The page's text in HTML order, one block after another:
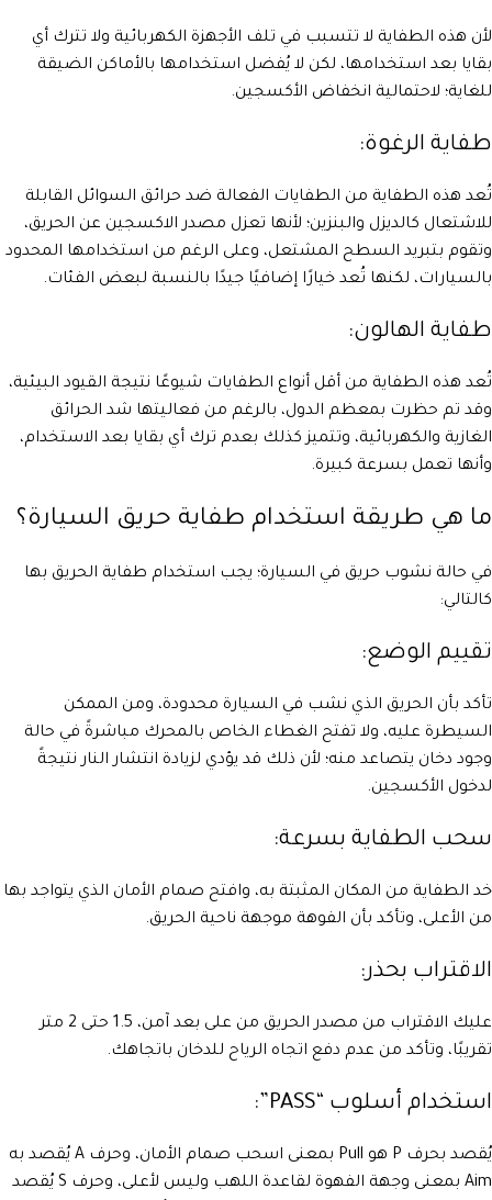
لأن هذه الطفاية لا تتسبب في تلف الأجهزة الكهربائية ولا تترك أي
بقايا بعد استخدامها، لكن لا يُفضل استخدامها بالأماكن الضيقة
للغاية؛ لاحتمالية انخفاض الأكسجين.
طفاية الرغوة:
تُعد هذه الطفاية من الطفايات الفعالة ضد حرائق السوائل القابلة
للاشتعال كالديزل والبنزين؛ لأنها تعزل مصدر الاكسجين عن الحريق،
وتقوم بتبريد السطح المشتعل، وعلى الرغم من استخدامها المحدود
بالسيارات، لكنها تُعد خيارًا إضافيًا جيدًا بالنسبة لبعض الفئات.
طفاية الهالون:
تُعد هذه الطفاية من أقل أنواع الطفايات شيوعًا نتيجة القيود البيئية،
وقد تم حظرت بمعظم الدول، بالرغم من فعاليتها شد الحرائق
الغازية والكهربائية، وتتميز كذلك بعدم ترك أي بقايا بعد الاستخدام،
وأنها تعمل بسرعة كبيرة.
ما هي طريقة استخدام طفاية حريق السيارة؟
في حالة نشوب حريق في السيارة؛ يجب استخدام طفاية الحريق بها
كالتالي:
تقييم الوضع:
تأكد بأن الحريق الذي نشب في السيارة محدودة، ومن الممكن
السيطرة عليه، ولا تفتح الغطاء الخاص بالمحرك مباشرةً في حالة
وجود دخان يتصاعد منه؛ لأن ذلك قد يؤدي لزيادة انتشار النار نتيجةً
لدخول الأكسجين.
سحب الطفاية بسرعة:
خد الطفاية من المكان المثبتة به، وافتح صمام الأمان الذي يتواجد بها
من الأعلى، وتأكد بأن الفوهة موجهة ناحية الحريق.
الاقتراب بحذر:
عليك الاقتراب من مصدر الحريق من على بعد آمن، 1.5 حتى 2 متر
تقريبًا، وتأكد من عدم دفع اتجاه الرياح للدخان باتجاهك.
استخدام أسلوب “PASS”:
يُقصد بحرف P هو Pull بمعنى اسحب صمام الأمان، وحرف A يُقصد به
Aim بمعنى وجهة الفهوة لقاعدة اللهب وليس لأعلى، وحرف S يُقصد